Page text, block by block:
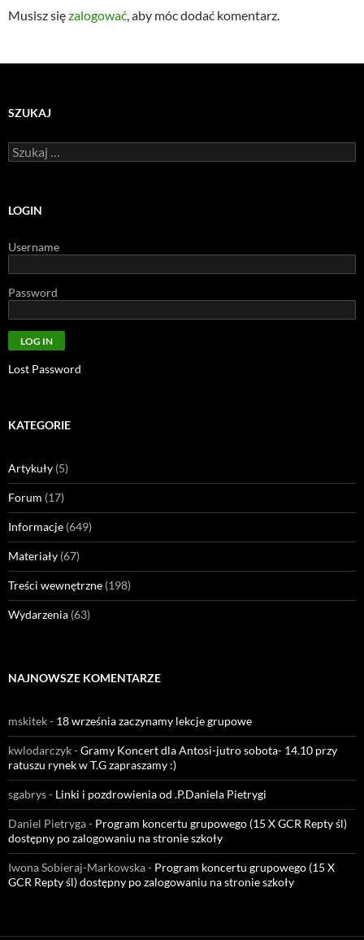
Musisz sięzalogować, aby móc dodać komentarz.
SZUKAJ
Szukaj:
LOGIN
Username
Password
Lost Password
KATEGORIE
Artykuły (5)
Forum (17)
Informacje (649)
Materiały (67)
Treści wewnętrzne (198)
Wydarzenia (63)
NAJNOWSZE KOMENTARZE
mskitek- 18 września zaczynamy lekcje grupowe
kwlodarczyk-Gramy Koncert dla Antosi-jutro sobota- 14.10 przy
ratuszu rynek w T.G zapraszamy :)
sgabrys- Linki i pozdrowienia od .P.Daniela Pietrygi
Daniel Pietryga- Program koncertu grupowego (15 X GCR Repty śl)
dostępny po zalogowaniu na stronie szkoły
Iwona Sobieraj-Markowska- Program koncertu grupowego (15 X
GCR Repty śl) dostępny po zalogowaniu na stronie szkoły